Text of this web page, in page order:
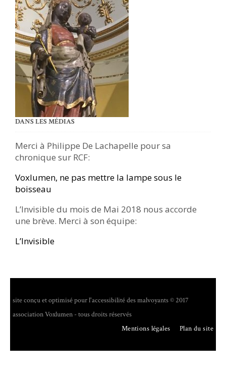
DANS LES MÉDIAS
Merci à Philippe De Lachapelle pour sa
chronique sur RCF:
Voxlumen, ne pas mettre la lampe sous le
boisseau
L’Invisible du mois de Mai 2018 nous accorde
une brève. Merci à son équipe:
L’Invisible
site conçu et optimisé pour l'accessibilité des malvoyants © 2017
association Voxlumen - tous droits réservés
Mentions légales
Plan du site